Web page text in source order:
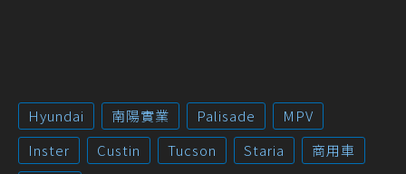
Hyundai 南陽實業 Palisade
MPV
Inster
Custin Tucson Staria
商用車